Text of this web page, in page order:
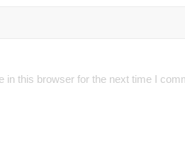
in this browser for the next time I